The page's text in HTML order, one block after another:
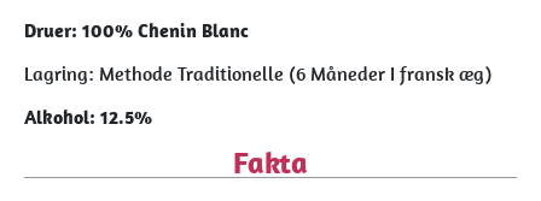
Druer: 100% Chenin Blanc
Lagring: Methode Traditionelle (6 Måneder I fransk æg)
Alkohol: 12.5%
Fakta